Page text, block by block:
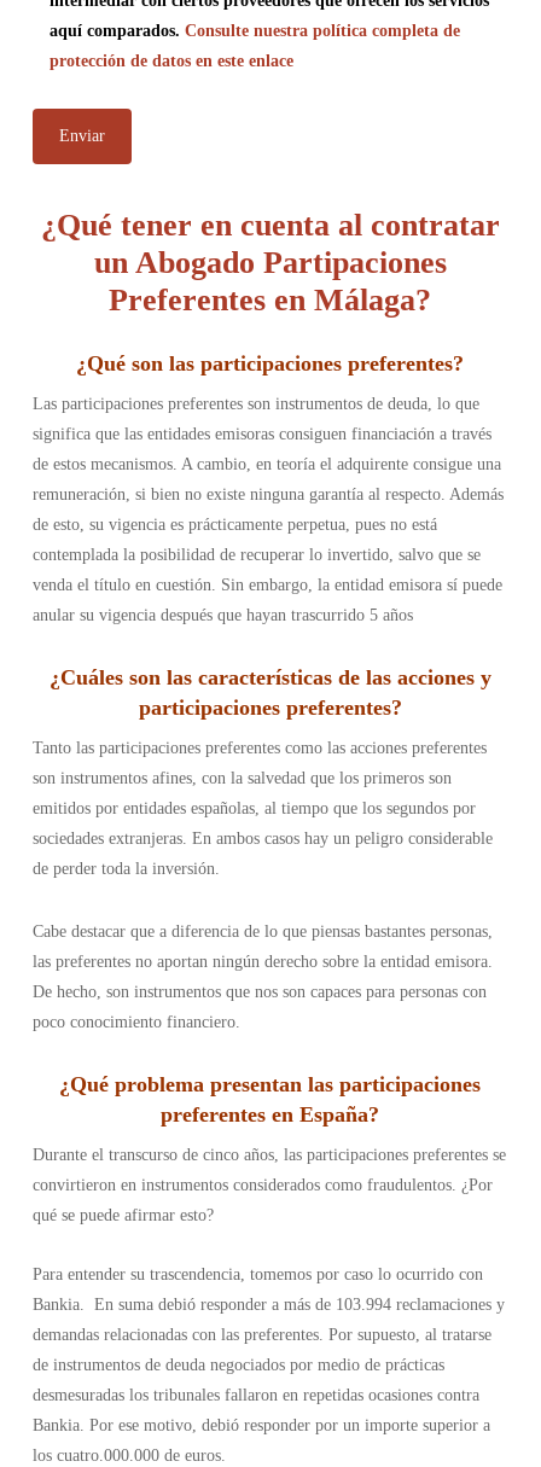
aquí comparados. Consulte nuestra política completa de
protección de datos en este enlace
¿Qué tener en cuenta al contratar
un Abogado Partipaciones
Preferentes en Málaga?
¿Qué son las participaciones preferentes?
Las participaciones preferentes son instrumentos de deuda, lo que
significa que las entidades emisoras consiguen financiación a través
de estos mecanismos. A cambio, en teoría el adquirente consigue una
remuneración, si bien no existe ninguna garantía al respecto. Además
de esto, su vigencia es prácticamente perpetua, pues no está
contemplada la posibilidad de recuperar lo invertido, salvo que se
venda el título en cuestión. Sin embargo, la entidad emisora sí puede
anular su vigencia después que hayan trascurrido 5 años
¿Cuáles son las características de las acciones y
participaciones preferentes?
Tanto las participaciones preferentes como las acciones preferentes
son instrumentos afines, con la salvedad que los primeros son
emitidos por entidades españolas, al tiempo que los segundos por
sociedades extranjeras. En ambos casos hay un peligro considerable
de perder toda la inversión.
Cabe destacar que a diferencia de lo que piensas bastantes personas,
las preferentes no aportan ningún derecho sobre la entidad emisora.
De hecho, son instrumentos que nos son capaces para personas con
poco conocimiento financiero.
¿Qué problema presentan las participaciones
preferentes en España?
Durante el transcurso de cinco años, las participaciones preferentes se
convirtieron en instrumentos considerados como fraudulentos. ¿Por
qué se puede afirmar esto?
Para entender su trascendencia, tomemos por caso lo ocurrido con
Bankia. En suma debió responder a más de 103.994 reclamaciones y
demandas relacionadas con las preferentes. Por supuesto, al tratarse
de instrumentos de deuda negociados por medio de prácticas
desmesuradas los tribunales fallaron en repetidas ocasiones contra
Bankia. Por ese motivo, debió responder por un importe superior a
los cuatro.000.000 de euros.